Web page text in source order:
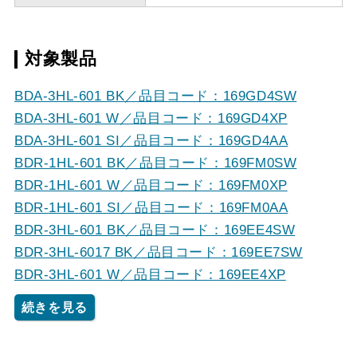
対象製品
BDA-3HL-601 BK／品目コード：169GD4SW
BDA-3HL-601 W／品目コード：169GD4XP
BDA-3HL-601 SI／品目コード：169GD4AA
BDR-1HL-601 BK／品目コード：169FM0SW
BDR-1HL-601 W／品目コード：169FM0XP
BDR-1HL-601 SI／品目コード：169FM0AA
BDR-3HL-601 BK／品目コード：169EE4SW
BDR-3HL-6017 BK／品目コード：169EE7SW
BDR-3HL-601 W／品目コード：169EE4XP
続きを見る